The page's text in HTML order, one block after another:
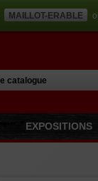
MAILLOT-ERABLE
EXPOSITIONS